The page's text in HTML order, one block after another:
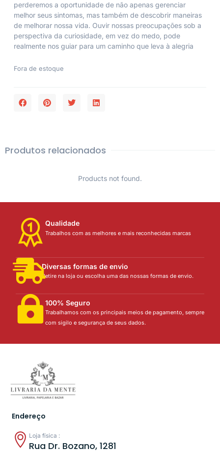
perderemos a oportunidade de não apenas gerenciar
melhor seus sintomas, mas também de descobrir maneiras
de melhorar nossa vida. Ouvir nossas preocupações sob a
perspectiva da curiosidade, em vez do medo, pode
realmente nos guiar para um caminho que leva à alegria
Fora de estoque
Produtos relacionados
Products not found.
Qualidade
Trabalhos com as melhores e mais reconhecidas marcas
Diversas formas de envio
Retire na loja ou escolha uma das nossas formas de envio.
100% Seguro
Trabalhamos com os principais meios de pagamento, sempre
com sigilo e segurança de seus dados.
Endereço
Loja física :
Rua Dr. Bozano, 1281